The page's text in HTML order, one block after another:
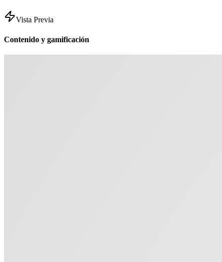
Vista Previa
Contenido y gamificación